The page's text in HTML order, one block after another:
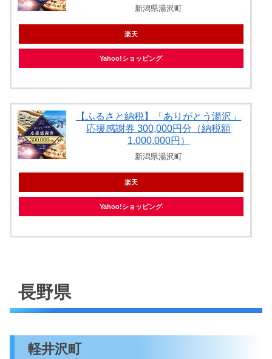
新潟県湯沢町
楽天
Yahoo!ショッピング
【ふるさと納税】「ありがとう湯沢」
応援感謝券 300,000円分（納税額
1,000,000円）
新潟県湯沢町
楽天
Yahoo!ショッピング
長野県
軽井沢町